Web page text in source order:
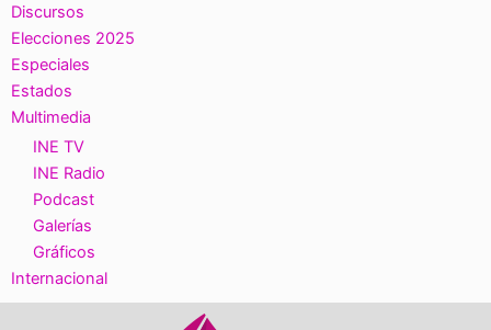
Discursos
Elecciones 2025
Especiales
Estados
Multimedia
INE TV
INE Radio
Podcast
Galerías
Gráficos
Internacional